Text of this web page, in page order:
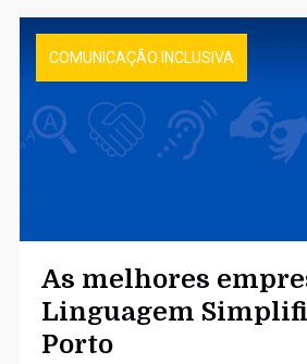
COMUNICAÇÃO INCLUSIVA
As melhores
Linguagem
Porto